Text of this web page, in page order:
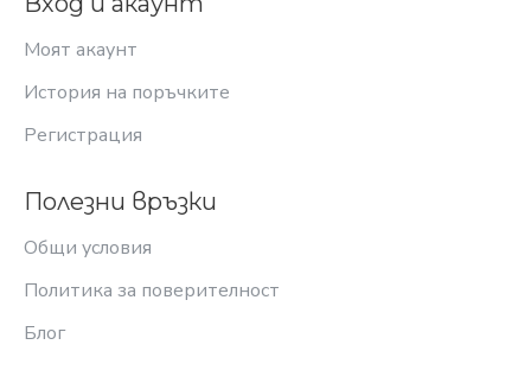
Моят акаунт
История на поръчките
Регистрация
Полезни връзки
Общи условия
Политика за поверителност
Блог